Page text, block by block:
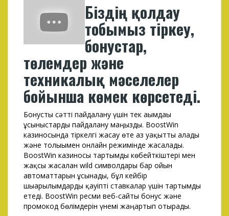
Біздің қолдау
тобымыз тіркеу,
бонустар,
төлемдер және
техникалық мәселелер
бойынша көмек көрсетеді.
Бонусты сәтті пайдалану үшін тек ағымдағы
ұсыныстарды пайдалану маңызды. BoostWin
казиносында тіркелгі жасау өте аз уақытты алады
және толығымен онлайн режимінде жасалады.
BoostWin казиносы тартымды көбейткіштері мен
жақсы жасалған wild символдары бар ойын
автоматтарын ұсынады, бұл кейбір
шығарылымдарды қауіпті ставкалар үшін тартымды
етеді. BoostWin ресми веб-сайты бонус және
промокод бөлімдерін үнемі жаңартып отырады.